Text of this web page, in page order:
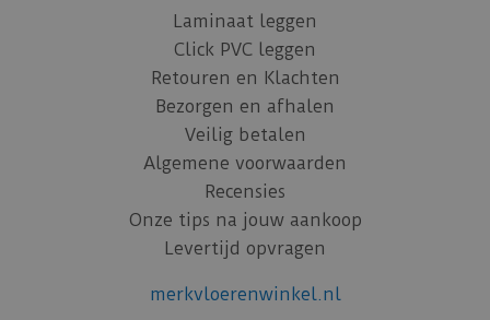
Laminaat leggen
Click PVC leggen
Retouren en Klachten
Bezorgen en afhalen
Veilig betalen
Algemene voorwaarden
Recensies
Onze tips na jouw aankoop
Levertijd opvragen
merkvloerenwinkel.nl